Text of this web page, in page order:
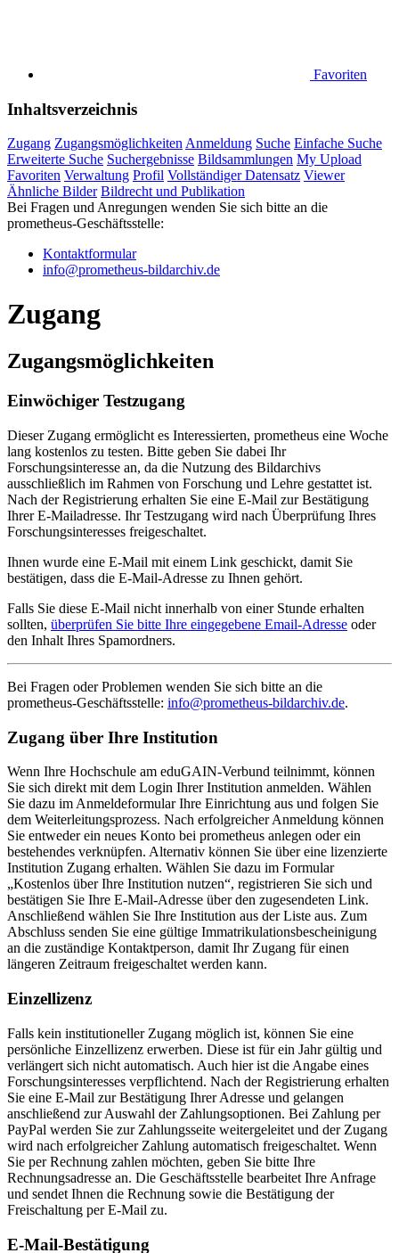
Favoriten
Inhaltsverzeichnis
Zugang ZugangsmöglichkeitenAnmeldung Suche Einfache Suche
Erweiterte Suche Suchergebnisse Bildsammlungen My Upload
Favoriten Verwaltung Profil Vollständiger Datensatz Viewer
Ähnliche Bilder Bildrecht und Publikation
Bei Fragen und Anregungen wenden Sie sich bitte an die
prometheus-Geschäftsstelle:
Kontaktformular
info@prometheus-bildarchiv.de
Zugang
Zugangsmöglichkeiten
Einwöchiger Testzugang
Dieser Zugang ermöglicht es Interessierten, prometheus eine Woche
lang kostenlos zu testen. Bitte geben Sie dabei Ihr
Forschungsinteresse an, da die Nutzung des Bildarchivs
ausschließlich im Rahmen von Forschung und Lehre gestattet ist.
Nach der Registrierung erhalten Sie eine E-Mail zur Bestätigung
Ihrer E-Mailadresse. Ihr Testzugang wird nach Überprüfung Ihres
Forschungsinteresses freigeschaltet.
Ihnen wurde eine E-Mail mit einem Link geschickt, damit Sie
bestätigen, dass die E-Mail-Adresse zu Ihnen gehört.
Falls Sie diese E-Mail nicht innerhalb von einer Stunde erhalten
sollten, überprüfen Sie bitte Ihre eingegebene Email-Adresse oder
den Inhalt Ihres Spamordners.
Bei Fragen oder Problemen wenden Sie sich bitte an die
prometheus-Geschäftsstelle: info@prometheus-bildarchiv.de.
Zugang über Ihre Institution
Wenn Ihre Hochschule am eduGAIN-Verbund teilnimmt, können
Sie sich direkt mit dem Login Ihrer Institution anmelden. Wählen
Sie dazu im Anmeldeformular Ihre Einrichtung aus und folgen Sie
dem Weiterleitungsprozess. Nach erfolgreicher Anmeldung können
Sie entweder ein neues Konto bei prometheus anlegen oder ein
bestehendes verknüpfen. Alternativ können Sie über eine lizenzierte
Institution Zugang erhalten. Wählen Sie dazu im Formular
„Kostenlos über Ihre Institution nutzen“, registrieren Sie sich und
bestätigen Sie Ihre E-Mail-Adresse über den zugesendeten Link.
Anschließend wählen Sie Ihre Institution aus der Liste aus. Zum
Abschluss senden Sie eine gültige Immatrikulationsbescheinigung
an die zuständige Kontaktperson, damit Ihr Zugang für einen
längeren Zeitraum freigeschaltet werden kann.
Einzellizenz
Falls kein institutioneller Zugang möglich ist, können Sie eine
persönliche Einzellizenz erwerben. Diese ist für ein Jahr gültig und
verlängert sich nicht automatisch. Auch hier ist die Angabe eines
Forschungsinteresses verpflichtend. Nach der Registrierung erhalten
Sie eine E-Mail zur Bestätigung Ihrer Adresse und gelangen
anschließend zur Auswahl der Zahlungsoptionen. Bei Zahlung per
PayPal werden Sie zur Zahlungsseite weitergeleitet und der Zugang
wird nach erfolgreicher Zahlung automatisch freigeschaltet. Wenn
Sie per Rechnung zahlen möchten, geben Sie bitte Ihre
Rechnungsadresse an. Die Geschäftsstelle bearbeitet Ihre Anfrage
und sendet Ihnen die Rechnung sowie die Bestätigung der
Freischaltung per E-Mail zu.
E-Mail-Bestätigung